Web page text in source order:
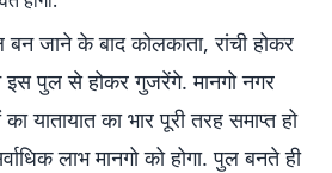
जाने के बाद कोलकाता, रांची होकर
इस पुल से होकर गुजरेंगे. मानगो नगर
का यातायात का भार पूरी तरह समाप्त हो
लाभ मानगो को होगा. पुल बनते ही